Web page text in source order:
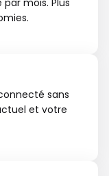
sans
et votre